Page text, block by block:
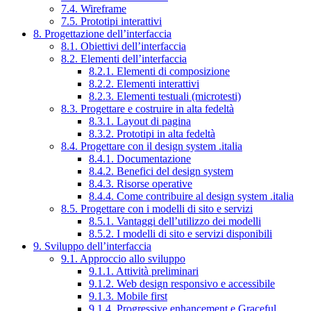
7.4. Wireframe
7.5. Prototipi interattivi
8. Progettazione dell’interfaccia
8.1. Obiettivi dell’interfaccia
8.2. Elementi dell’interfaccia
8.2.1. Elementi di composizione
8.2.2. Elementi interattivi
8.2.3. Elementi testuali (microtesti)
8.3. Progettare e costruire in alta fedeltà
8.3.1. Layout di pagina
8.3.2. Prototipi in alta fedeltà
8.4. Progettare con il design system .italia
8.4.1. Documentazione
8.4.2. Benefici del design system
8.4.3. Risorse operative
8.4.4. Come contribuire al design system .italia
8.5. Progettare con i modelli di sito e servizi
8.5.1. Vantaggi dell’utilizzo dei modelli
8.5.2. I modelli di sito e servizi disponibili
9. Sviluppo dell’interfaccia
9.1. Approccio allo sviluppo
9.1.1. Attività preliminari
9.1.2. Web design responsivo e accessibile
9.1.3. Mobile first
9.1.4. Progressive enhancement e Graceful